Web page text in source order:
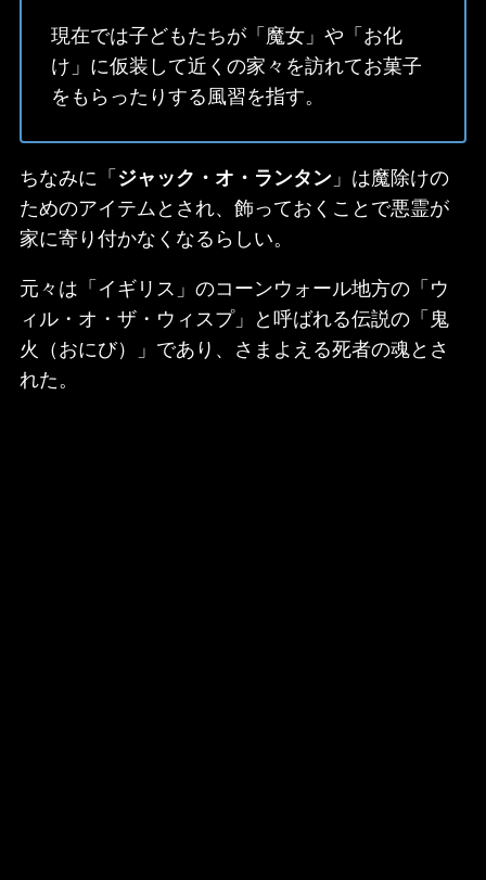
現在では子どもたちが「魔女」や「お化
け」に仮装して近くの家々を訪れてお菓子
をもらったりする風習を指す。
ちなみに「 ジャック・オ・ランタン」は魔除けの
ためのアイテムとされ、飾っておくことで悪霊が
家に寄り付かなくなるらしい。
元々は「イギリス」のコーンウォール地方の「ウ
ィル・オ・ザ・ウィスプ」と呼ばれる伝説の「鬼
火（おにび）」であり、さまよえる死者の魂とさ
れた。